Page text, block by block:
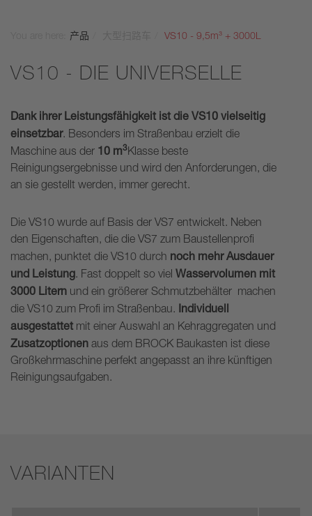
产品 VS10 - 9,5m³ + 3000L
VS10 - DIE UNIVERSELLE
Dank ihrer Leistungsfähigkeit ist die VS10 vielseitig
einsetzbar. Besonders im Straßenbau erzielt die
Maschine aus der 10 m3Klasse beste
Reinigungsergebnisse und wird den Anforderungen, die
an sie gestellt werden, immer gerecht.
Die VS10 wurde auf Basis der VS7 entwickelt. Neben
den Eigenschaften, die die VS7 zum Baustellenprofi
machen, punktet die VS10 durch noch mehr Ausdauer
und Leistung. Fast doppelt so viel Wasservolumen mit
3000 Litern und ein größerer Schmutzbehälter machen
die VS10 zum Profi im Straßenbau. Individuell
ausgestattet mit einer Auswahl an Kehraggregaten und
Zusatzoptionen aus dem BROCK Baukasten ist diese
Großkehrmaschine perfekt angepasst an ihre künftigen
Reinigungsaufgaben.
VARIANTEN